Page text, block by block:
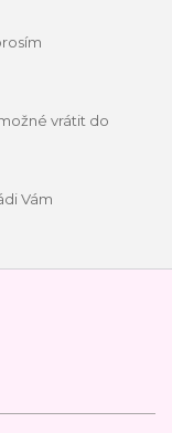
vrátit do
Vám